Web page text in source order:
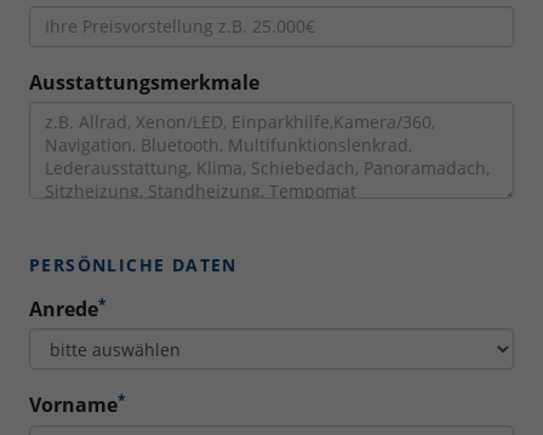
Ausstattungsmerkmale
PERSÖNLICHE DATEN
Anrede*
Vorname*